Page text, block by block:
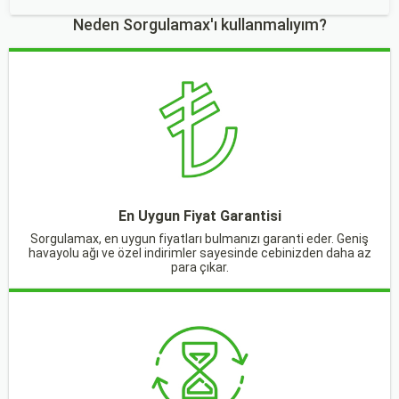
Neden Sorgulamax'ı kullanmalıyım?
En Uygun Fiyat Garantisi
Sorgulamax, en uygun fiyatları bulmanızı garanti eder. Geniş
havayolu ağı ve özel indirimler sayesinde cebinizden daha az
para çıkar.